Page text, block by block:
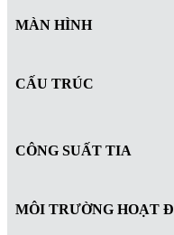
MÀN HÌNH
CẤU TRÚC
CÔNG SUẤT TIA
MÔI TRƯỜNG HOẠT